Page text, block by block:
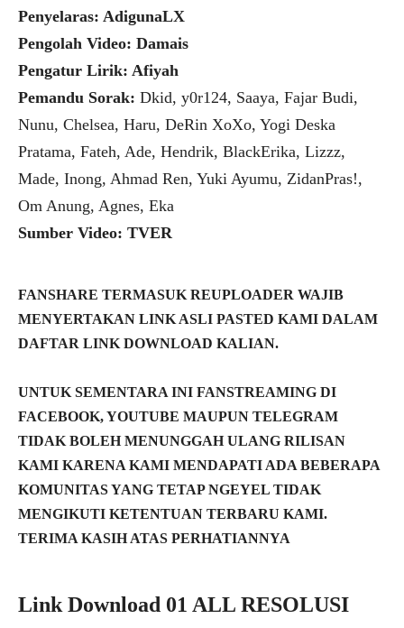
Penyelaras: AdigunaLX
Pengolah Video: Damais
Pengatur Lirik: Afiyah
Pemandu Sorak: Dkid, y0r124, Saaya, Fajar Budi,
Nunu, Chelsea, Haru, DeRin XoXo, Yogi Deska
Pratama, Fateh, Ade, Hendrik, BlackErika, Lizzz,
Made, Inong, Ahmad Ren, Yuki Ayumu, ZidanPras!,
Om Anung, Agnes, Eka
Sumber Video: TVER
FANSHARE TERMASUK REUPLOADER WAJIB
MENYERTAKAN LINK ASLI PASTED KAMI DALAM
DAFTAR LINK DOWNLOAD KALIAN.
UNTUK SEMENTARA INI FANSTREAMING DI
FACEBOOK, YOUTUBE MAUPUN TELEGRAM
TIDAK BOLEH MENUNGGAH ULANG RILISAN
KAMI KARENA KAMI MENDAPATI ADA BEBERAPA
KOMUNITAS YANG TETAP NGEYEL TIDAK
MENGIKUTI KETENTUAN TERBARU KAMI.
TERIMA KASIH ATAS PERHATIANNYA
Link Download 01 ALL RESOLUSI